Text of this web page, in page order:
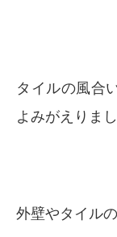
タイルの風合
よみがえりま
外壁やタイル